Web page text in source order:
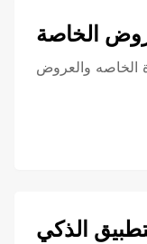
الخاصة
الخاصه والعروض
الذكي